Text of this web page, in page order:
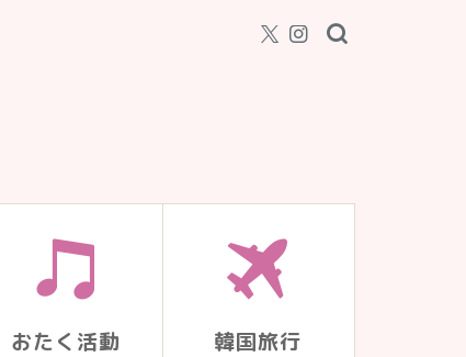
おたく活動 韓国旅行